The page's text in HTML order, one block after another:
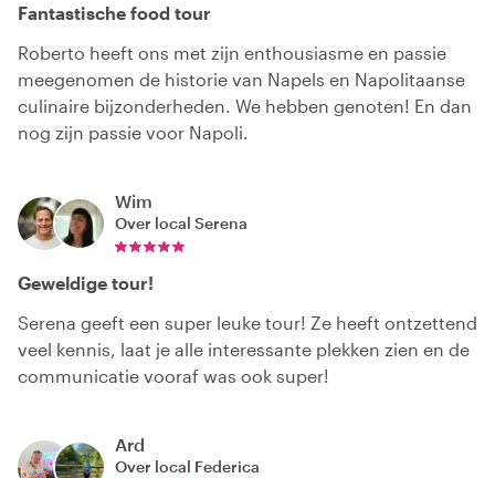
Fantastische food tour
Roberto heeft ons met zijn enthousiasme en passie
meegenomen de historie van Napels en Napolitaanse
culinaire bijzonderheden. We hebben genoten! En dan
nog zijn passie voor Napoli.
Wim
Over local Serena
Geweldige tour!
Serena geeft een super leuke tour! Ze heeft ontzettend
veel kennis, laat je alle interessante plekken zien en de
communicatie vooraf was ook super!
Ard
Over local Federica